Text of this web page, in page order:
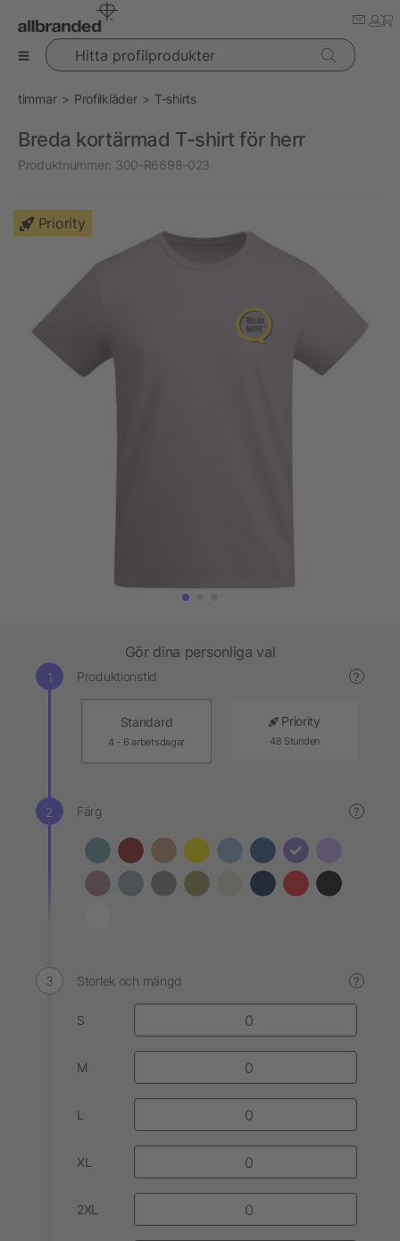
Hitta profilprodukter
timmar Profilkläder T-shirts
Breda kortärmad T-shirt för herr
Produktnummer: 300-R6698-023
Priority
Gör dina personliga val
Produktionstid ?
Standard
4 - 6 arbetsdagar
Priority
48 Stunden
Färg ?
Storlek och mängd ?
S
M
L
XL
2XL